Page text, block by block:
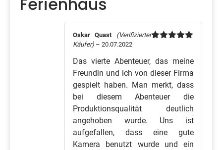
Oskar Quast (Verifizierter
Käufer) – 20.07.2022
Das vierte Abenteuer, das meine
Freundin und ich von dieser Firma
gespielt haben. Man merkt, dass
bei diesem Abenteuer die
Produktionsqualität deutlich
angehoben wurde. Uns ist
aufgefallen, dass eine gute
Kamera benutzt wurde und ein